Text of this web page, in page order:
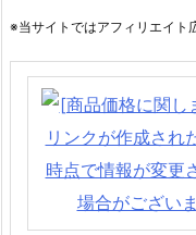
※当サイトではアフィリエイト